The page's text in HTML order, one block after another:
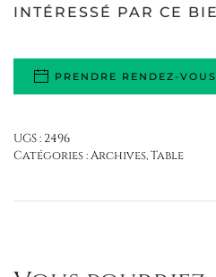
INTÉRESSÉ PAR CE
PRENDRE RENDEZ-VOUS
UGS : 2496
Catégories :Archives,Table